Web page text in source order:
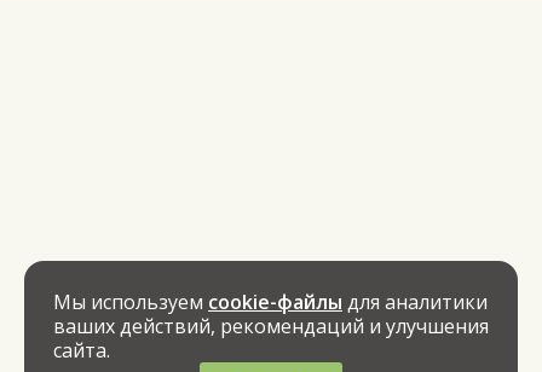
Мы используем cookie-файлы для аналитики
ваших действий, рекомендаций и улучшения
сайта.